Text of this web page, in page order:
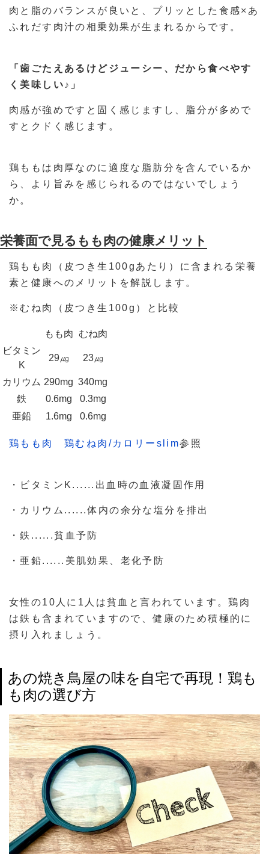
肉と脂のバランスが良いと、プリッとした食感×あ
ふれだす肉汁の相乗効果が生まれるからです。
「歯ごたえあるけどジューシー、だから食べやす
く美味しい♪」
肉感が強めですと固く感じますし、脂分が多めで
すとクドく感じます。
鶏ももは肉厚なのに適度な脂肪分を含んでいるか
ら、より旨みを感じられるのではないでしょう
か。
栄養面で見るもも肉の健康メリット
鶏もも肉（皮つき生100gあたり）に含まれる栄養
素と健康へのメリットを解説します。
※むね肉（皮つき生100g）と比較
もも肉
むね肉
ビタミン
K
29㎍ 23㎍
カリウム 290mg 340mg
鉄
0.6mg
0.3mg
亜鉛
1.6mg 0.6mg
鶏もも肉 鶏むね肉/カロリーslim参照
・ビタミンK......出血時の血液凝固作用
・カリウム......体内の余分な塩分を排出
・鉄......貧血予防
・亜鉛......美肌効果、老化予防
女性の10人に1人は貧血と言われています。鶏肉
は鉄も含まれていますので、健康のため積極的に
摂り入れましょう。
あの焼き鳥屋の味を自宅で再現！鶏も
も肉の選び方